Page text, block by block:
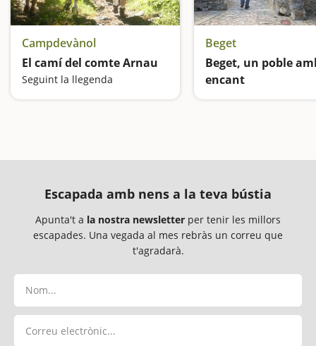
Campdevànol
El camí del comte Arnau
Seguint la llegenda
Beget
Beget, un poble
encant
Escapada amb nens a la teva bústia
Apunta't a la nostra newsletter per tenir les millors
escapades. Una vegada al mes rebràs un correu que
t'agradarà.